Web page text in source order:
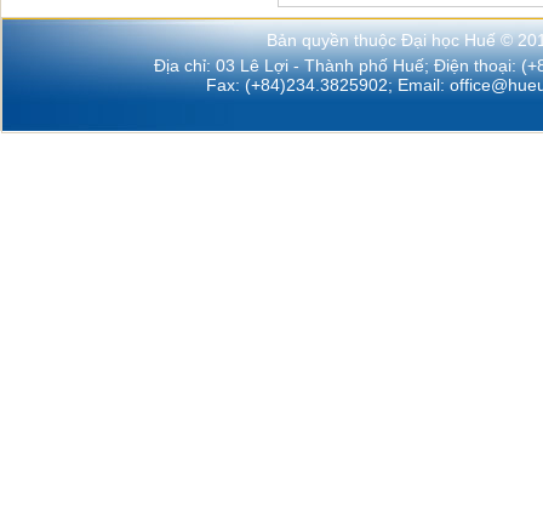
Bản quyền thuộc Đại học Huế ©
Địa chỉ: 03 Lê Lợi - Thành phố Huế; Điện thoại:
Fax: (+84)234.3825902; Email: